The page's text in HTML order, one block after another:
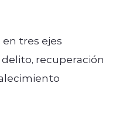
tres ejes
recuperación